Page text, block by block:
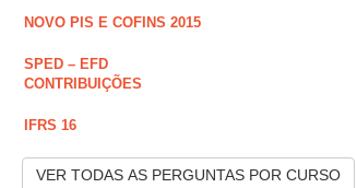
NOVO PIS E COFINS 2015
SPED – EFD
CONTRIBUIÇÕES
IFRS 16
VER TODAS AS PERGUNTAS POR CURSO